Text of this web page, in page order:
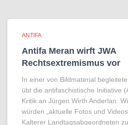
ANTIFA
Antifa Meran wirft JWA
Rechtsextremismus vor
In einer von Bildmaterial
übt die antifaschistische Initiative
Kritik an Jürgen Wirth Anderlan.
würden „aktuelle Fotos und
Kalterer Landtagsabgeordneten